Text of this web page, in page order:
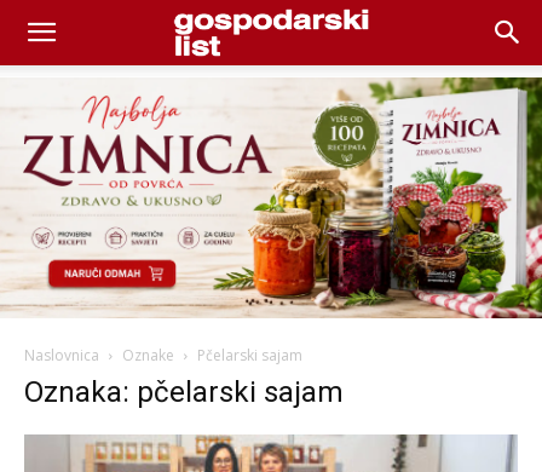
Naslovnica Oznake Pčelarski sajam
Oznaka: pčelarski sajam